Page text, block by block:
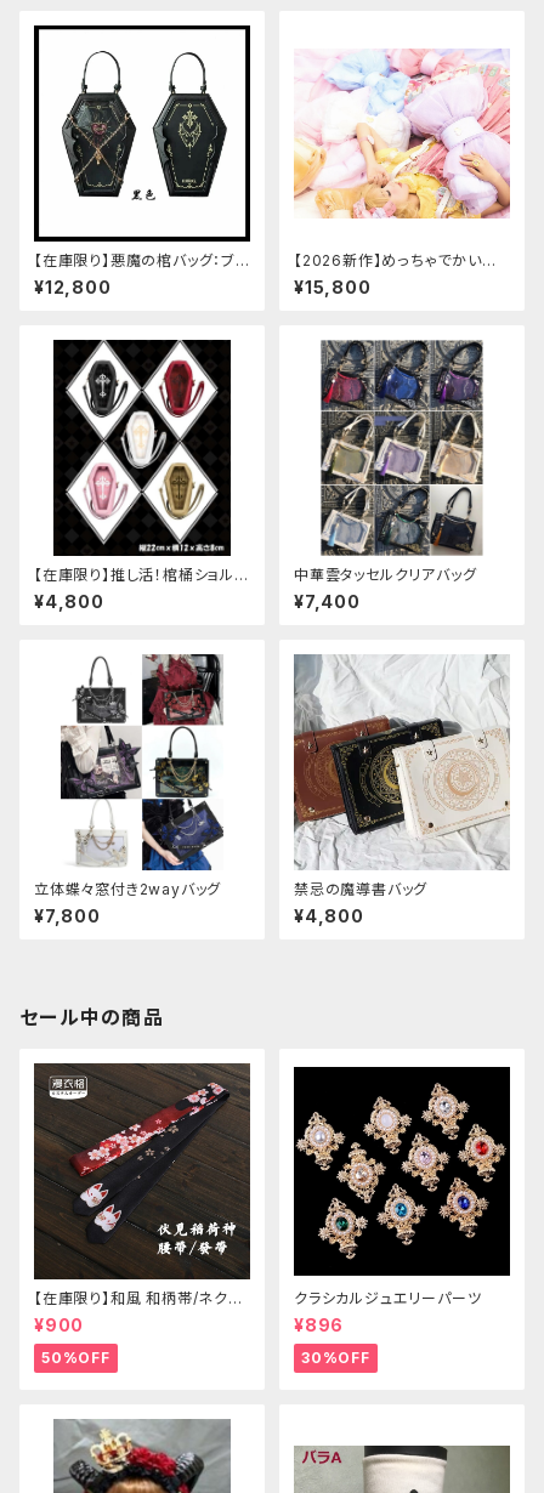
【在庫限り】悪魔の棺バッグ：ブラ
ック
¥12,800
【2026新作】めっちゃでかいロ
リータリボンバッグ[メッシュボウ
ノットブックバッグ]
¥15,800
【在庫限り】推し活！棺桶ショルダ
ーバッグ
¥4,800
中華雲タッセルクリアバッグ
¥7,400
立体蝶々窓付き2wayバッグ
¥7,800
禁忌の魔導書バッグ
¥4,800
セール中の商品
【在庫限り】和風 和柄帯/ネクタ
イ/リボン（狐面/金魚
¥900
50%OFF
クラシカルジュエリーパーツ
¥896
30%OFF